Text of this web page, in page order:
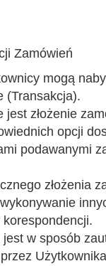
Zamówień
mogą
(Transakcja).
złożenie
opcji
podawanymi
złożenia
w sposób